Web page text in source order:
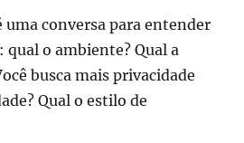
uma conversa para entender
qual o ambiente? Qual a
busca mais privacidade
Qual o estilo de